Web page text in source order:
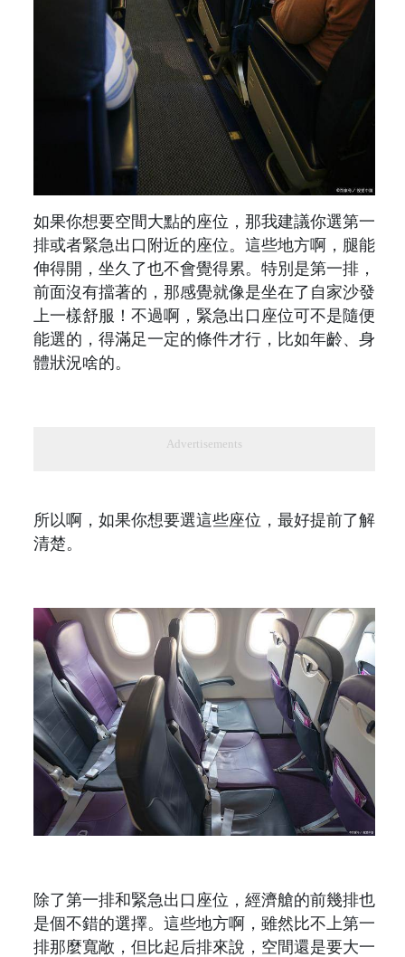
如果你想要空間大點的座位，那我建議你選第一
排或者緊急出口附近的座位。這些地方啊，腿能
伸得開，坐久了也不會覺得累。特別是第一排，
前面沒有擋著的，那感覺就像是坐在了自家沙發
上一樣舒服！不過啊，緊急出口座位可不是隨便
能選的，得滿足一定的條件才行，比如年齡、身
體狀況啥的。
Advertisements
所以啊，如果你想要選這些座位，最好提前了解
清楚。
除了第一排和緊急出口座位，經濟艙的前幾排也
是個不錯的選擇。這些地方啊，雖然比不上第一
排那麼寬敞，但比起后排來說，空間還是要大一